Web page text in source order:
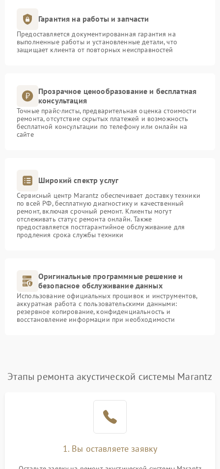
Гарантия на работы и запчасти
Предоставляется документированная гарантия на
выполненные работы и установленные детали, что
защищает клиента от повторных неисправностей
Прозрачное ценообразование и бесплатная
консультация
Точные прайс-листы, предварительная оценка стоимости
ремонта, отсутствие скрытых платежей и возможность
бесплатной консультации по телефону или онлайн на
сайте
Широкий спектр услуг
Сервисный центр Marantz обеспечивает доставку техники
по всей РФ, бесплатную диагностику и качественный
ремонт, включая срочный ремонт. Клиенты могут
отслеживать статус ремонта онлайн. Также
предоставляется постгарантийное обслуживание для
продления срока службы техники
Оригинальные программные решение и
безопасное обслуживание данных
Использование официальных прошивок и инструментов,
аккуратная работа с пользовательскими данными:
резервное копирование, конфиденциальность и
восстановление информации при необходимости
Этапы ремонта акустической системы Marantz
1. Вы оставляете заявку